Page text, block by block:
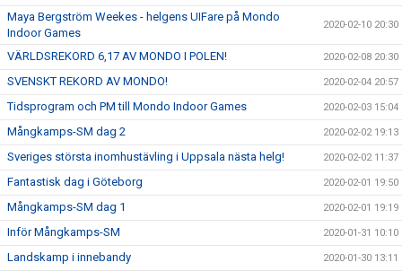
Maya Bergström Weekes - helgens UIFare på Mondo
Indoor Games
2020-02-10 20:30
VÄRLDSREKORD 6,17 AV MONDO I POLEN! 2020-02-08 20:30
SVENSKT REKORD AV MONDO! 2020-02-04 20:57
Tidsprogram och PM till Mondo Indoor Games 2020-02-03 15:04
Mångkamps-SM dag 2 2020-02-02 19:13
Sveriges största inomhustävling i Uppsala nästa helg! 2020-02-02 11:37
Fantastisk dag i Göteborg 2020-02-01 19:50
Mångkamps-SM dag 1 2020-02-01 19:19
Inför Mångkamps-SM 2020-01-31 10:10
Landskamp i innebandy 2020-01-30 13:11